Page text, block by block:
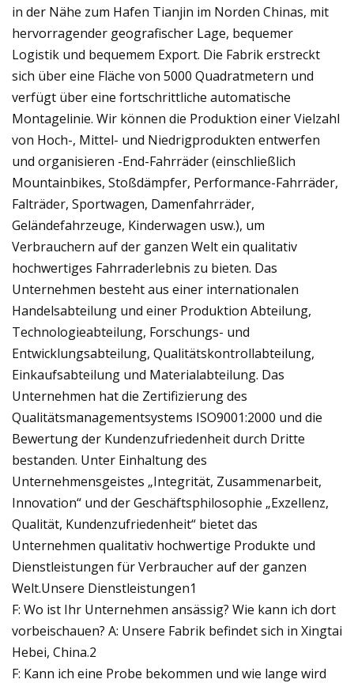
in der Nähe zum Hafen Tianjin im Norden Chinas, mit
hervorragender geografischer Lage, bequemer
Logistik und bequemem Export. Die Fabrik erstreckt
sich über eine Fläche von 5000 Quadratmetern und
verfügt über eine fortschrittliche automatische
Montagelinie. Wir können die Produktion einer Vielzahl
von Hoch-, Mittel- und Niedrigprodukten entwerfen
und organisieren -End-Fahrräder (einschließlich
Mountainbikes, Stoßdämpfer, Performance-Fahrräder,
Falträder, Sportwagen, Damenfahrräder,
Geländefahrzeuge, Kinderwagen usw.), um
Verbrauchern auf der ganzen Welt ein qualitativ
hochwertiges Fahrraderlebnis zu bieten. Das
Unternehmen besteht aus einer internationalen
Handelsabteilung und einer Produktion Abteilung,
Technologieabteilung, Forschungs- und
Entwicklungsabteilung, Qualitätskontrollabteilung,
Einkaufsabteilung und Materialabteilung. Das
Unternehmen hat die Zertifizierung des
Qualitätsmanagementsystems ISO9001:2000 und die
Bewertung der Kundenzufriedenheit durch Dritte
bestanden. Unter Einhaltung des
Unternehmensgeistes „Integrität, Zusammenarbeit,
Innovation“ und der Geschäftsphilosophie „Exzellenz,
Qualität, Kundenzufriedenheit“ bietet das
Unternehmen qualitativ hochwertige Produkte und
Dienstleistungen für Verbraucher auf der ganzen
Welt.Unsere Dienstleistungen1
F: Wo ist Ihr Unternehmen ansässig? Wie kann ich dort
vorbeischauen? A: Unsere Fabrik befindet sich in Xingtai
Hebei, China.2
F: Kann ich eine Probe bekommen und wie lange wird